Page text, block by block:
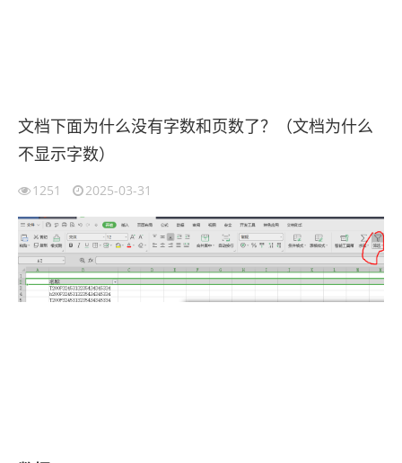
文档下面为什么没有字数和页数了？（文档为什么
不显示字数）
1251 2025-03-31